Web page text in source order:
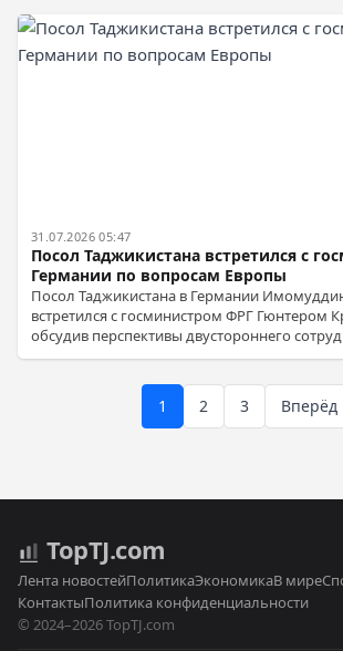
31.07.2026 05:47
Посол Таджикистана встретился с
Германии по вопросам Европы
Посол Таджикистана в Германии
встретился с госминистром ФРГ Гюнтером
обсудив перспективы двустороннего
1 2 3 Вперёд
TopTJ.com
Лента новостейПолитикаЭкономикаВ мире
КонтактыПолитика конфиденциальности
© 2024–2026 TopTJ.com